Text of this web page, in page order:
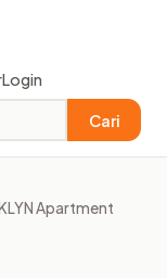
Login
Cari
Apartment